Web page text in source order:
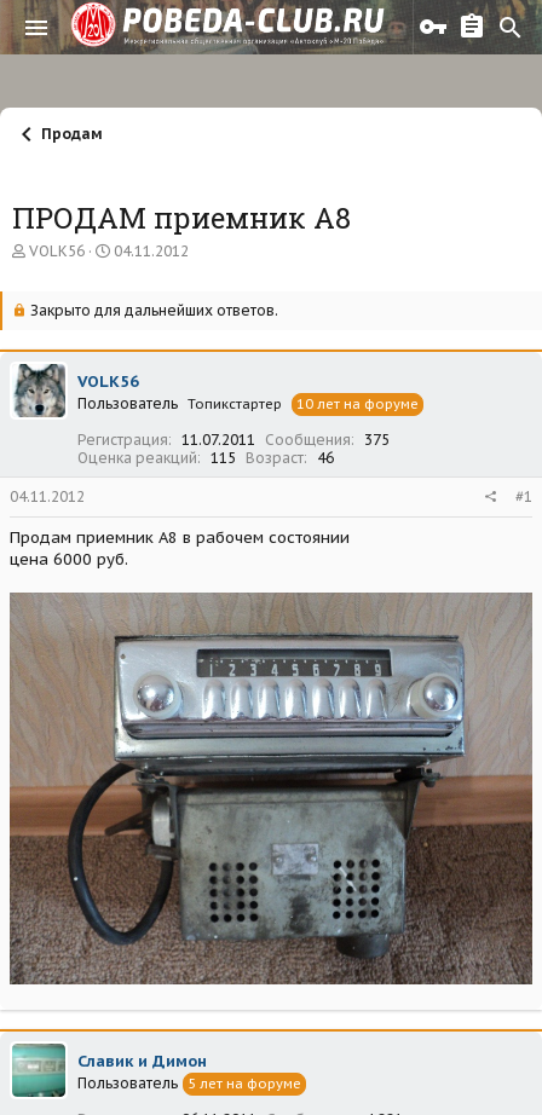
Продам
ПРОДАМ приемник А8
А
о
т
е
м
ы
VOLK56
Д
а
а
а
л
04.11.2012
Закрыто для дальнейших ответов.
VOLK56
Пользователь Топикстартер 10 лет на форуме
Регистрация 11.07.2011 Сообщения
375
Оценка реакций
115 Возраст 46
04.11.2012 #1
Продам приемник А8 в рабочем состоянии
цена 6000 руб.
Славик и Димон
Пользователь 5 лет на форуме